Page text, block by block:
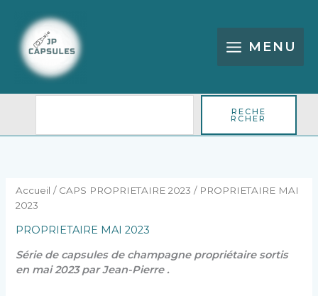
contenu
MENU
RECHE
RCHER
Accueil / CAPS PROPRIETAIRE 2023 / PROPRIETAIRE MAI
2023
PROPRIETAIRE MAI 2023
Série de capsules de champagne propriétaire sortis
en mai 2023 par Jean-Pierre .
Trié
plus